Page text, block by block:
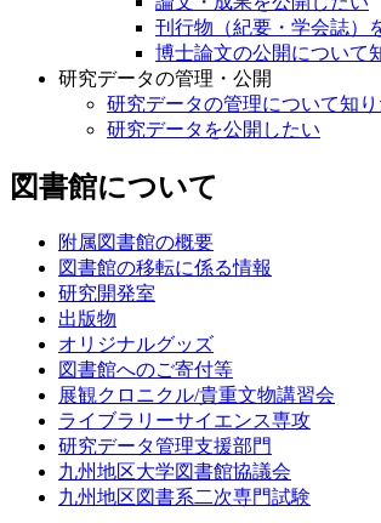
刊行物（紀要・学会誌）
博士論文の公開について
研究データの管理・公開
研究データの管理について知
研究データを公開したい
図書館について
附属図書館の概要
図書館の移転に係る情報
研究開発室
出版物
オリジナルグッズ
図書館へのご寄付等
展観クロニクル/貴重文物講習会
ライブラリーサイエンス専攻
研究データ管理支援部門
九州地区大学図書館協議会
九州地区図書系二次専門試験